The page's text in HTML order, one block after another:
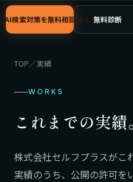
AI検索対策を無料相談する 無料診断
TOP／実績
WORKS
これまでの実績。
株式会社セルフプラスがこ
実績のうち、公開の許可を